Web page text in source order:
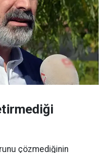
çözmediğinin